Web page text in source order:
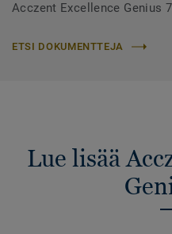
Acczent Excellence Genius
ETSI DOKUMENTTEJA
Lue lisää